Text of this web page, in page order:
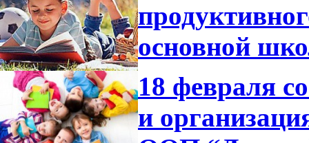
основной
18 февраля
и